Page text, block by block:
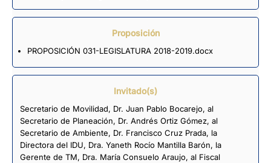
Proposición
PROPOSICIÓN 031-LEGISLATURA 2018-2019.docx
Invitado(s)
Secretario de Movilidad, Dr. Juan Pablo Bocarejo, al
Secretario de Planeación, Dr. Andrés Ortiz Gómez, al
Secretario de Ambiente, Dr. Francisco Cruz Prada, la
Directora del IDU, Dra. Yaneth Rocío Mantilla Barón, la
Gerente de TM, Dra. María Consuelo Araujo, al Fiscal